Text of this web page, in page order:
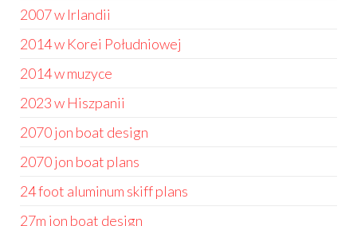
2007 w Irlandii
2014 w Korei Południowej
2014 w muzyce
2023 w Hiszpanii
2070 jon boat design
2070 jon boat plans
24 foot aluminum skiff plans
27m jon boat design